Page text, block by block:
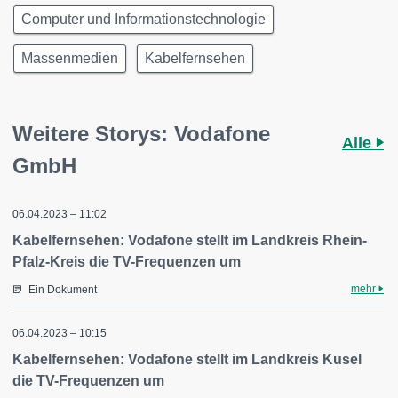
Computer und Informationstechnologie
Massenmedien Kabelfernsehen
Weitere Storys: Vodafone
GmbH
Alle
06.04.2023 – 11:02
Kabelfernsehen: Vodafone stellt im Landkreis Rhein-
Pfalz-Kreis die TV-Frequenzen um
Ein Dokument mehr
06.04.2023 – 10:15
Kabelfernsehen: Vodafone stellt im Landkreis Kusel
die TV-Frequenzen um